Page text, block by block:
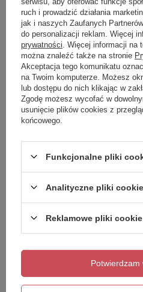
Wizualizacja łazienki
Planujesz remont łazienki lub
mieszkaniu albo domu?
wizualizację łazienkioraz
ruch i prowadzić działania
jak i naszych Zaufanych
do personalizacji reklam. Więcej
prywatności . Więcej informacji na
można znaleźć także na stronie
Akceptacja tego komunikatu
na Twoim komputerze. Możesz
lub dostępu do nich klikając w
Zgodę możesz wycofać w
usunięcie plików cookies z
końcowego.
Funkcjonalne pliki
Analityczne pliki cookie
Reklamowe pliki cookie
Potwierdzam